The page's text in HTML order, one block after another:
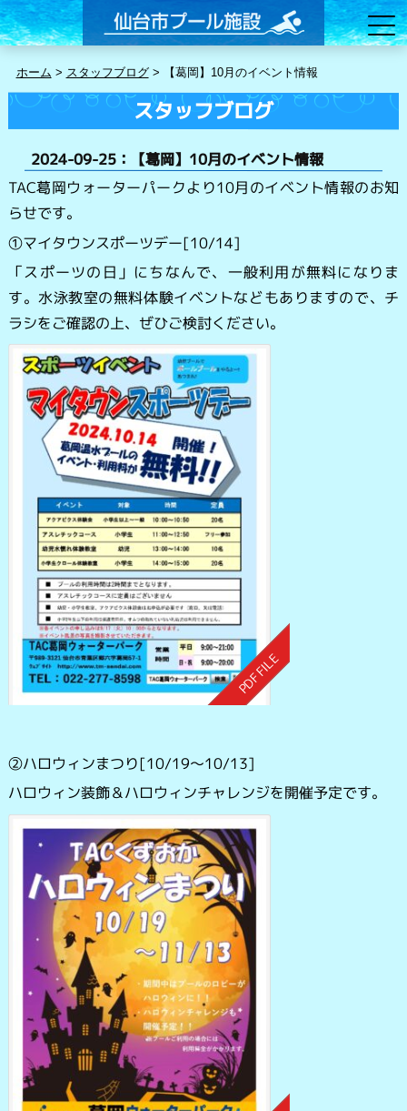
ホーム > スタッフブログ> 【葛岡】10月のイベント情報
スタッフブログ
2024-09-25：【葛岡】10月のイベント情報
TAC葛岡ウォーターパークより10月のイベント情報のお知
らせです。
①マイタウンスポーツデー[10/14]
「スポーツの日」にちなんで、一般利用が無料になりま
す。水泳教室の無料体験イベントなどもありますので、チ
ラシをご確認の上、ぜひご検討ください。
②ハロウィンまつり[10/19～10/13]
ハロウィン装飾＆ハロウィンチャレンジを開催予定です。